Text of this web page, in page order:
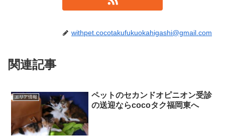
withpet.cocotakufukuokahigashi@gmail.com
関連記事
エリア情報
ペットのセカンドオピニオン受診
の送迎ならcocoタク福岡東へ